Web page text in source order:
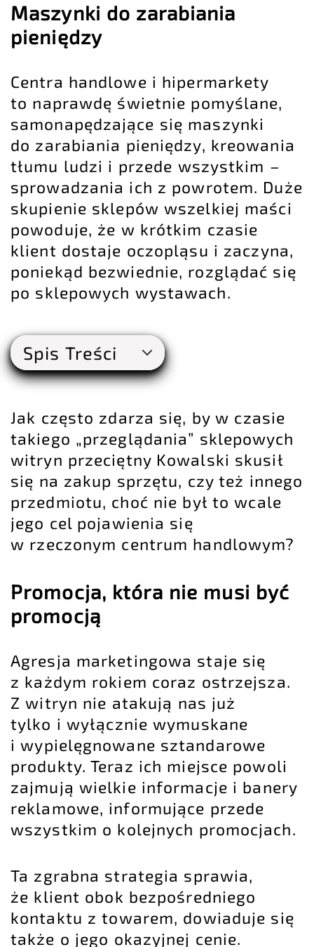
Maszynki do zarabiania
pieniędzy
Centra handlowe i hipermarkety
to naprawdę świetnie pomyślane,
samonapędzające się maszynki
do zarabiania pieniędzy, kreowania
tłumu ludzi i przede wszystkim –
sprowadzania ich z powrotem. Duże
skupienie sklepów wszelkiej maści
powoduje, że w krótkim czasie
klient dostaje oczopląsu i zaczyna,
poniekąd bezwiednie, rozglądać się
po sklepowych wystawach.
Spis Treści
Jak często zdarza się, by w czasie
takiego „przeglądania” sklepowych
witryn przeciętny Kowalski skusił
się na zakup sprzętu, czy też innego
przedmiotu, choć nie był to wcale
jego cel pojawienia się
w rzeczonym centrum handlowym?
Promocja, która nie musi być
promocją
Agresja marketingowa staje się
z każdym rokiem coraz ostrzejsza.
Z witryn nie atakują nas już
tylko i wyłącznie wymuskane
i wypielęgnowane sztandarowe
produkty. Teraz ich miejsce powoli
zajmują wielkie informacje i banery
reklamowe, informujące przede
wszystkim o kolejnych promocjach.
Ta zgrabna strategia sprawia,
że klient obok bezpośredniego
kontaktu z towarem, dowiaduje się
także o jego okazyjnej cenie.